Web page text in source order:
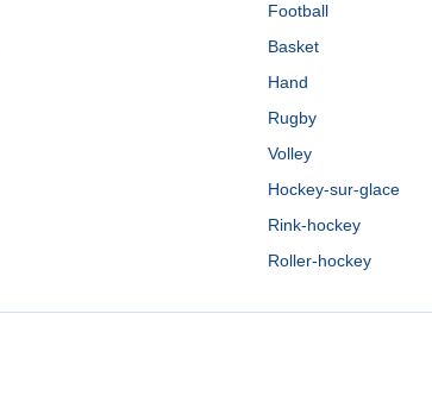
Football
Basket
Hand
Rugby
Volley
Hockey-sur-glace
Rink-hockey
Roller-hockey